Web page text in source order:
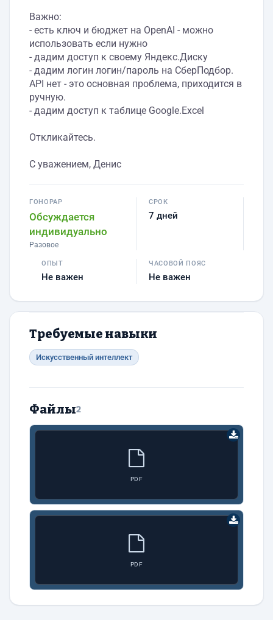
Важно:
- есть ключ и бюджет на OpenAI - можно
использовать если нужно
- дадим доступ к своему Яндекс.Диску
- дадим логин логин/пароль на СберПодбор.
API нет - это основная проблема, приходится в
ручную.
- дадим доступ к таблице Google.Excel
Откликайтесь.
С уважением, Денис
ГОНОРАР
Обсуждается
индивидуально
Разовое
СРОК
7 дней
ОПЫТ
Не важен
ЧАСОВОЙ ПОЯС
Не важен
Требуемые навыки
Искусственный интеллект
Файлы2
PDF
PDF